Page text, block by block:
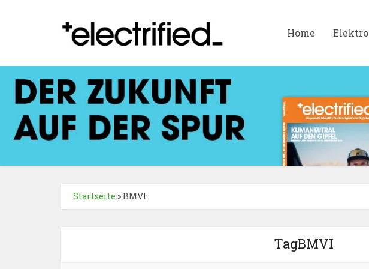
Home Elektro
Startseite »BMVI
TagBMVI